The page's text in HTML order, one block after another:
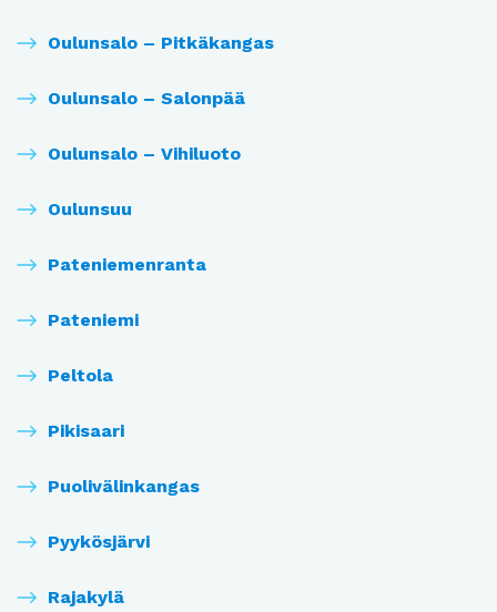
Oulunsalo – Pitkäkangas
Oulunsalo – Salonpää
Oulunsalo – Vihiluoto
Oulunsuu
Pateniemenranta
Pateniemi
Peltola
Pikisaari
Puolivälinkangas
Pyykösjärvi
Rajakylä